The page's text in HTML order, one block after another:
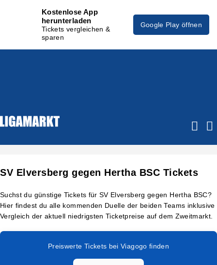
Kostenlose App
herunterladen
Tickets vergleichen &
sparen
Google Play öffnen
SV Elversberg gegen Hertha BSC Tickets
Suchst du günstige Tickets für SV Elversberg gegen Hertha BSC?
Hier findest du alle kommenden Duelle der beiden Teams inklusive
Vergleich der aktuell niedrigsten Ticketpreise auf dem Zweitmarkt.
Preiswerte Tickets bei Viagogo finden